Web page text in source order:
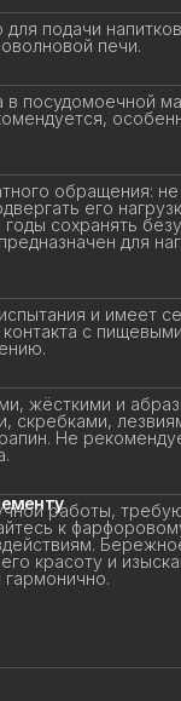
подачи напитков.
печи.
посудомоечной
обращения: не
его
сохранять
для
и имеет
с пищевыми
жёсткими и
Не
работы,
к
красоту и